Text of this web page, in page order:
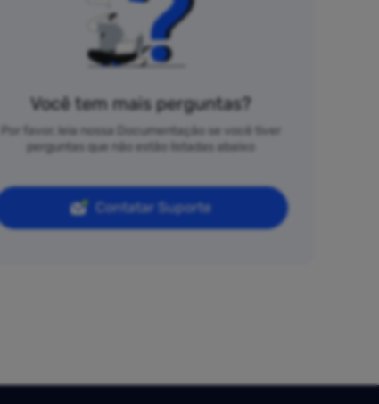
Você tem mais perguntas?
Por favor, leia nossa Documentação se você tiver
perguntas que não estão listadas abaixo
Contatar Suporte